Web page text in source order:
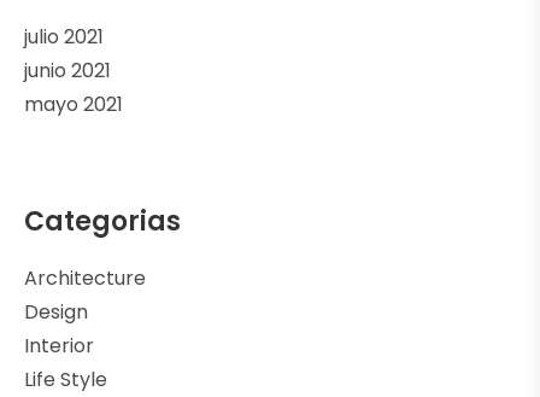
julio 2021
junio 2021
mayo 2021
Categorias
Architecture
Design
Interior
Life Style